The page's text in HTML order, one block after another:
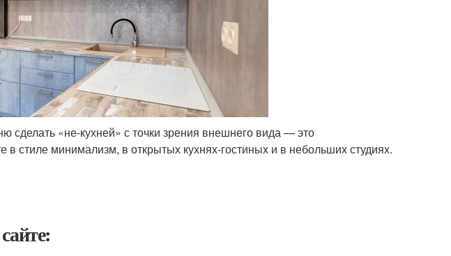
сделать «не-кухней» с точки зрения внешнего вида — это
в стиле минимализм, в открытых кухнях-гостиных и в небольших студиях.